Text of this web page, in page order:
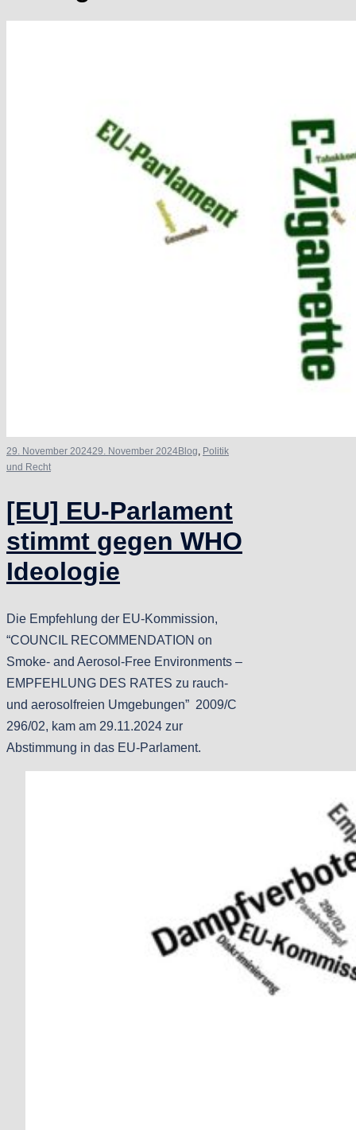
29. November 202429. November 2024Blog, Politik
und Recht
[EU] EU-Parlament
stimmt gegen WHO
Ideologie
Die Empfehlung der EU-Kommission,
“COUNCIL RECOMMENDATION on
Smoke- and Aerosol-Free Environments –
EMPFEHLUNG DES RATES zu rauch-
und aerosolfreien Umgebungen” 2009/C
296/02, kam am 29.11.2024 zur
Abstimmung in das EU-Parlament.